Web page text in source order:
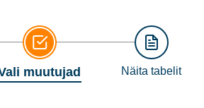
muutujad Näita tabelit